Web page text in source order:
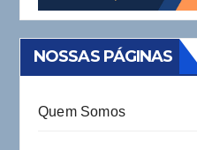
NOSSAS PÁGINAS
Quem Somos